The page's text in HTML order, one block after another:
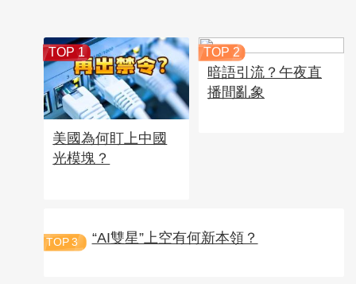
TOP 1
美國為何盯上中國
光模塊？
TOP 2
暗語引流？午夜直
播間亂象
TOP 3 “AI雙星”上空有何新本領？